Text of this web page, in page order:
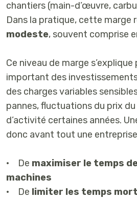
chantiers (main-d’œuvre,
Dans la pratique, cette marge
modeste, souvent comprise
Ce niveau de marge
important des
des charges variables
pannes, fluctuations du prix
d’activité certaines années.
donc avant tout une
• De maximiser le temps
machines
• De limiter les temps